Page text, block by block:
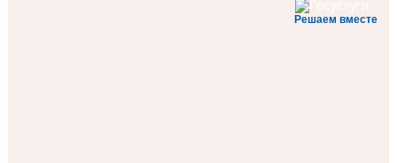
Решаем вместе